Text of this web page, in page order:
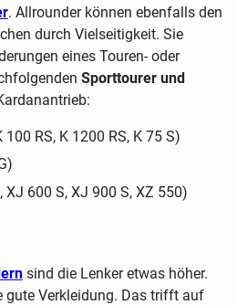
. Allrounder können ebenfalls den
durch Vielseitigkeit. Sie
eines Touren- oder
Sporttourer und
100 RS, K 1200 RS, K 75 S)
XJ 600 S, XJ 900 S, XZ 550)
sind die Lenker etwas höher.
gute Verkleidung. Das trifft auf